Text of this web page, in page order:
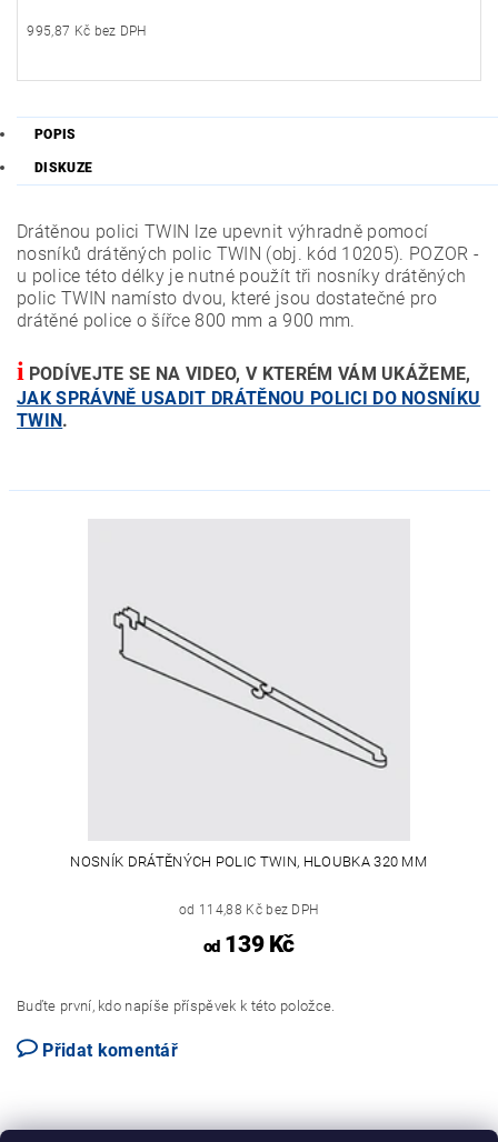
995,87 Kč bez DPH
POPIS
DISKUZE
Drátěnou polici TWIN lze upevnit výhradně pomocí
nosníků drátěných polic TWIN (obj. kód 10205). POZOR -
u police této délky je nutné použít tři nosníky drátěných
polic TWIN namísto dvou, které jsou dostatečné pro
drátěné police o šířce 800 mm a 900 mm.
i PODÍVEJTE SE NA VIDEO, V KTERÉM VÁM UKÁŽEME,
JAK SPRÁVNĚ USADIT DRÁTĚNOU POLICI DO NOSNÍKU
TWIN .
NOSNÍK DRÁTĚNÝCH POLIC TWIN, HLOUBKA 320 MM
od 114,88 Kč bez DPH
od139 Kč
Buďte první, kdo napíše příspěvek k této položce.
Přidat komentář